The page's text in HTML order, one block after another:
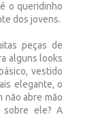
o queridinho
dos jovens.
peças de
alguns looks
vestido
elegante, o
não abre mão
sobre ele? A